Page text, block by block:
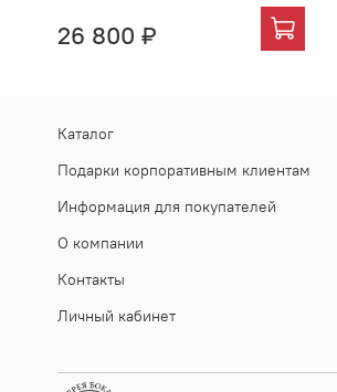
26 800 ₽
Каталог
Подарки корпоративным клиентам
Информация для покупателей
О компании
Контакты
Личный кабинет